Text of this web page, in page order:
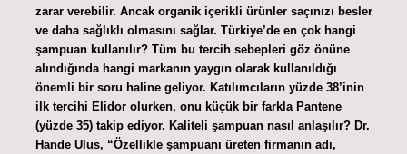
zarar verebilir. Ancak organik içerikli ürünler saçınızı besler
ve daha sağlıklı olmasını sağlar. Türkiye’de en çok hangi
şampuan kullanılır? Tüm bu tercih sebepleri göz önüne
alındığında hangi markanın yaygın olarak kullanıldığı
önemli bir soru haline geliyor. Katılımcıların yüzde 38’inin
ilk tercihi Elidor olurken, onu küçük bir farkla Pantene
(yüzde 35) takip ediyor. Kaliteli şampuan nasıl anlaşılır? Dr.
Hande Ulus, “Özellikle şampuanı üreten firmanın adı,